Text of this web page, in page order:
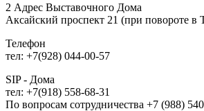
2 Адрес Выставочного Дома
Аксайский проспект 21 (при повороте
Телефон
тел: +7(928) 044-00-57
SIP - Дома
тел: +7(918) 558-68-31
По вопросам сотрудничества +7 (988)